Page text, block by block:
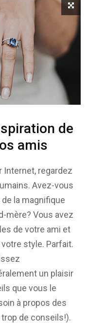
de
amis
Internet, regardez
Avez-vous
la magnifique
mère? Vous avez
de votre ami et
style. Parfait.
un plaisir
que vous le
à propos des
de conseils!).